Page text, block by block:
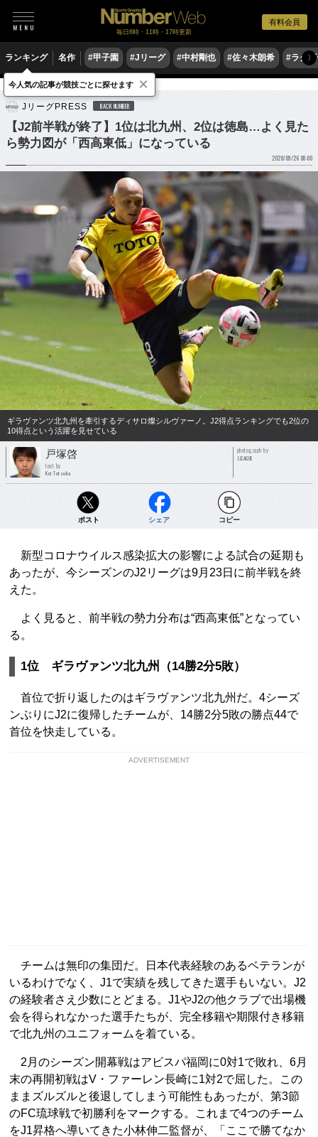
有料会員
毎日6時・11時・17時更新
ランキング 名作 #甲子園 #Jリーグ #中村剛也 #佐々木朗希 #ラグ〉
サッカー Jリーグ
JリーグPRESS BACK NUMBER
【J2前半戦が終了】1位は北九州、2位は徳島…よく見た
ら勢力図が「西高東低」になっている
2020/09/26 08:00
ギラヴァンツ北九州を牽引するディサロ燦シルヴァーノ。J2得点ランキングでも2位の
10得点という活躍を見せている
戸塚啓
text by
Kei Totsuka
photograph by
J.LEAGUE
ポスト シェア コピー
新型コロナウイルス感染拡大の影響による試合の延期も
あったが、今シーズンのJ2リーグは9月23日に前半戦を終
えた。
よく見ると、前半戦の勢力分布は“西高東低”となってい
る。
1位 ギラヴァンツ北九州（14勝2分5敗）
首位で折り返したのはギラヴァンツ北九州だ。4シーズ
ンぶりにJ2に復帰したチームが、14勝2分5敗の勝点44で
首位を快走している。
ADVERTISEMENT
チームは無印の集団だ。日本代表経験のあるベテランが
いるわけでなく、J1で実績を残してきた選手もいない。J2
の経験者さえ少数にとどまる。J1やJ2の他クラブで出場機
会を得られなかった選手たちが、完全移籍や期限付き移籍
で北九州のユニフォームを着ている。
2月のシーズン開幕戦はアビスパ福岡に0対1で敗れ、6月
末の再開初戦はV・ファーレン長崎に1対2で屈した。この
ままズルズルと後退してしまう可能性もあったが、第3節
のFC琉球戦で初勝利をマークする。これまで4つのチーム
をJ1昇格へ導いてきた小林伸二監督が、「ここで勝てなか
今人気の記事が競技ごとに探せます ×